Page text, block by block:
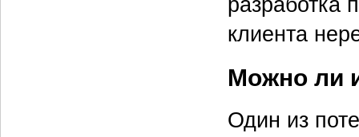
разработка
клиента
Можно ли
Один из